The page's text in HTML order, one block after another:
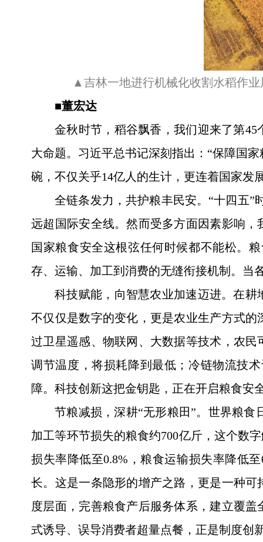
▲吉林一地进行机械化收割水稻作
■董宏达
金秋时节，稻谷飘香，我们迎来了第
大命题。习近平总书记深刻指出：“保障国
碗，不仅关乎14亿人的生计，更连着国家发
全链条发力，共护粮丰民安。“十四五”
远超国际安全线。然而受多方面因素影响
国家粮食安全这根弦任何时候都不能松。
存、运输、加工到消费的无缝衔接机制。当
科技赋能，向智慧农业加速迈进。在
不仅仅是数字的变化，更是农业生产方式
过卫星遥感、物联网、大数据等技术，农
调节温度，将损耗降到最低；冷链物流技
障。科技创新这把金钥匙，正在开启粮食安
节粮减损，深耕“无形粮田”。世界粮
加工等环节损失的粮食约700亿斤，这个数
损失率降低至0.8%，粮食运输损失率降低
长。这是一条隐形的增产之路，更是一种
度层面，完善粮食产后服务体系，建立覆
式诱导、误导消费者超量点餐，正是制度创